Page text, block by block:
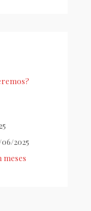
2025
meses